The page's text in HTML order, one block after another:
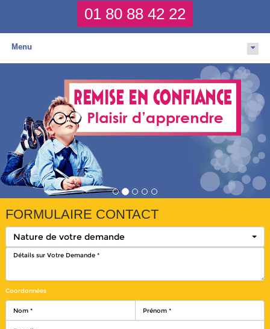
01 80 88 42 22
Menu
FORMULAIRE CONTACT
Nature de votre demande
Coordonnées